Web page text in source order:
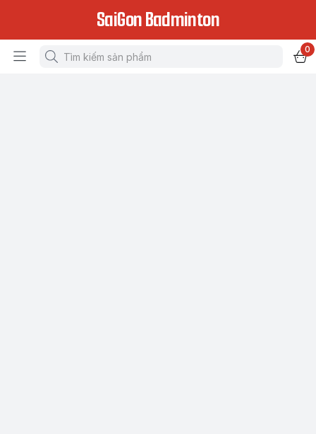
SaiGon Badminton
0